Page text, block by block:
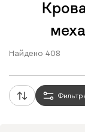
Найдено 408